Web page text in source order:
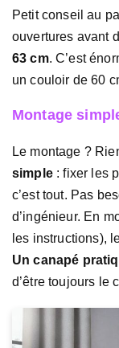
Petit conseil au
ouvertures avant
63 cm. C’est
un couloir de 60
Montage
Le montage ?
simple: fixer les
c’est tout. Pas
d’ingénieur. En
les instructions),
Un canapé
d’être toujours le